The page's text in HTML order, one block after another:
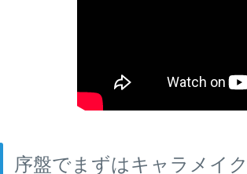
序盤でまずはキャラメイ